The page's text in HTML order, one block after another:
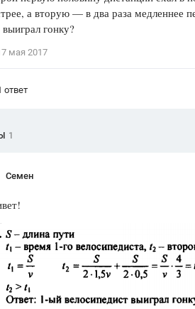
а вторую — в два раза медленнее
гонку?
мая 2017
ответ
1
Семен